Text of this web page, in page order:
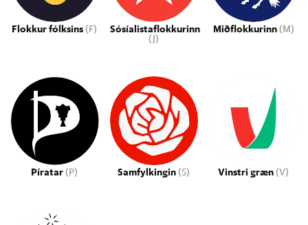
Flokkur fólksins (F) Sósíalistaflokkurinn
(J)
Miðflokkurinn (M)
Píratar (P) Samfylkingin (S) Vinstri græn (V)